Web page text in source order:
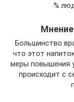
%
Большинство
что этот
меры повышения
происходит с